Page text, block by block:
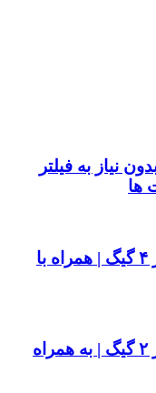
نیاز به فیلتر
ها
۱۰ بازی پیشنهادی برای رم زیر ۴ گیگ | همراه با
۱۰ بازی پیشنهادی برای رم زیر ۲ گیگ | به همراه